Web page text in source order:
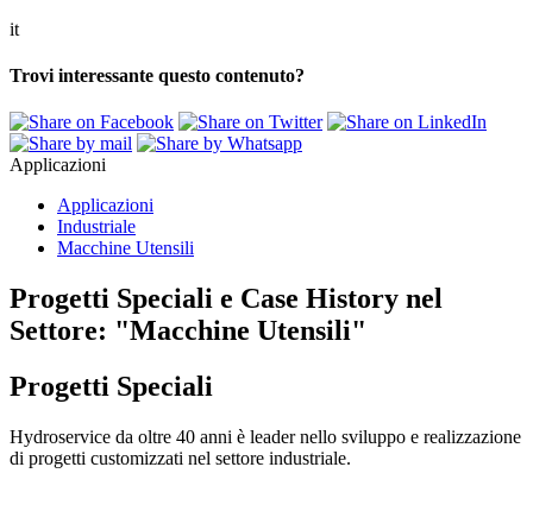
it
Trovi interessante questo contenuto?
Applicazioni
Applicazioni
Industriale
Macchine Utensili
Progetti Speciali e Case History nel
Settore: "Macchine Utensili"
Progetti Speciali
Hydroservice da oltre 40 anni è leader nello sviluppo e realizzazione
di progetti customizzati nel settore industriale.